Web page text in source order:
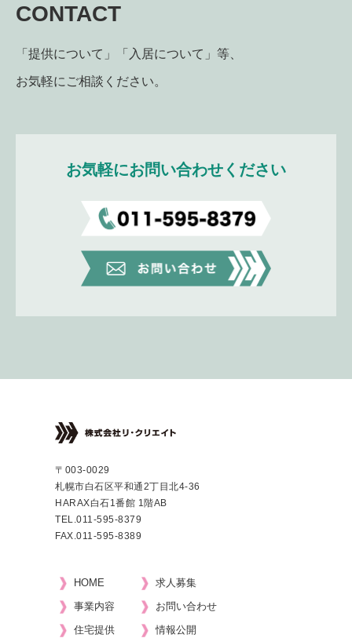
CONTACT
「提供について」「入居について」等、
お気軽にご相談ください。
お気軽にお問い合わせください
〒003-0029
札幌市白石区平和通2丁目北4-36
HARAX白石1番館 1階AB
TEL.011-595-8379
FAX.011-595-8389
HOME
事業内容
住宅提供
求人募集
お問い合わせ
情報公開